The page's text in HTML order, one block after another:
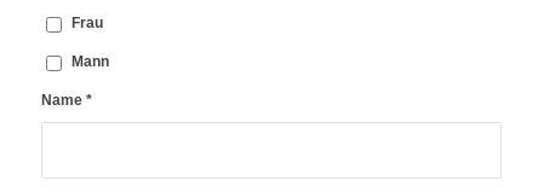
Frau
Mann
Name *